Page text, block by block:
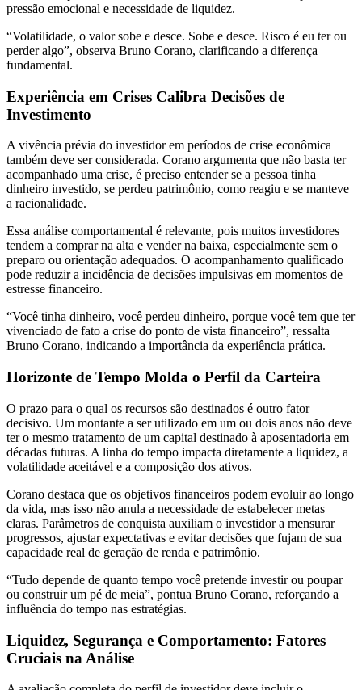
pressão emocional e necessidade de liquidez.
“Volatilidade, o valor sobe e desce. Sobe e desce. Risco é eu ter ou
perder algo”, observa Bruno Corano, clarificando a diferença
fundamental.
Experiência em Crises Calibra Decisões de
Investimento
A vivência prévia do investidor em períodos de crise econômica
também deve ser considerada. Corano argumenta que não basta ter
acompanhado uma crise, é preciso entender se a pessoa tinha
dinheiro investido, se perdeu patrimônio, como reagiu e se manteve
a racionalidade.
Essa análise comportamental é relevante, pois muitos investidores
tendem a comprar na alta e vender na baixa, especialmente sem o
preparo ou orientação adequados. O acompanhamento qualificado
pode reduzir a incidência de decisões impulsivas em momentos de
estresse financeiro.
“Você tinha dinheiro, você perdeu dinheiro, porque você tem que ter
vivenciado de fato a crise do ponto de vista financeiro”, ressalta
Bruno Corano, indicando a importância da experiência prática.
Horizonte de Tempo Molda o Perfil da Carteira
O prazo para o qual os recursos são destinados é outro fator
decisivo. Um montante a ser utilizado em um ou dois anos não deve
ter o mesmo tratamento de um capital destinado à aposentadoria em
décadas futuras. A linha do tempo impacta diretamente a liquidez, a
volatilidade aceitável e a composição dos ativos.
Corano destaca que os objetivos financeiros podem evoluir ao longo
da vida, mas isso não anula a necessidade de estabelecer metas
claras. Parâmetros de conquista auxiliam o investidor a mensurar
progressos, ajustar expectativas e evitar decisões que fujam de sua
capacidade real de geração de renda e patrimônio.
“Tudo depende de quanto tempo você pretende investir ou poupar
ou construir um pé de meia”, pontua Bruno Corano, reforçando a
influência do tempo nas estratégias.
Liquidez, Segurança e Comportamento: Fatores
Cruciais na Análise